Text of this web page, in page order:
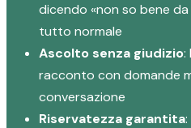
dicendo «non so bene
tutto normale
Ascolto senza giudizio:
racconto con domande
conversazione
Riservatezza garantita